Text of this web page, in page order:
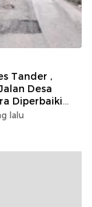
Tander ,
Desa
Diperbaiki
lalu